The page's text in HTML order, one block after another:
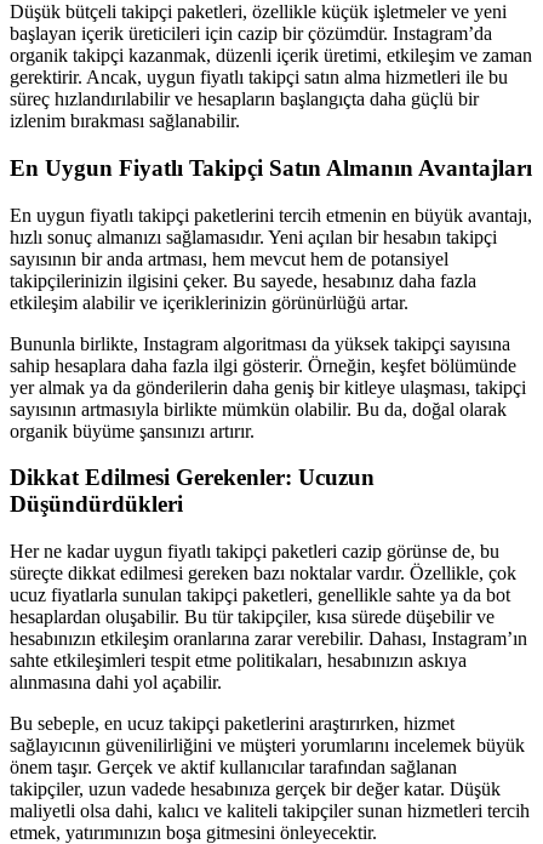
Düşük bütçeli takipçi paketleri, özellikle küçük işletmeler ve yeni
başlayan içerik üreticileri için cazip bir çözümdür. Instagram’da
organik takipçi kazanmak, düzenli içerik üretimi, etkileşim ve zaman
gerektirir. Ancak, uygun fiyatlı takipçi satın alma hizmetleri ile bu
süreç hızlandırılabilir ve hesapların başlangıçta daha güçlü bir
izlenim bırakması sağlanabilir.
En Uygun Fiyatlı Takipçi Satın Almanın Avantajları
En uygun fiyatlı takipçi paketlerini tercih etmenin en büyük avantajı,
hızlı sonuç almanızı sağlamasıdır. Yeni açılan bir hesabın takipçi
sayısının bir anda artması, hem mevcut hem de potansiyel
takipçilerinizin ilgisini çeker. Bu sayede, hesabınız daha fazla
etkileşim alabilir ve içeriklerinizin görünürlüğü artar.
Bununla birlikte, Instagram algoritması da yüksek takipçi sayısına
sahip hesaplara daha fazla ilgi gösterir. Örneğin, keşfet bölümünde
yer almak ya da gönderilerin daha geniş bir kitleye ulaşması, takipçi
sayısının artmasıyla birlikte mümkün olabilir. Bu da, doğal olarak
organik büyüme şansınızı artırır.
Dikkat Edilmesi Gerekenler: Ucuzun
Düşündürdükleri
Her ne kadar uygun fiyatlı takipçi paketleri cazip görünse de, bu
süreçte dikkat edilmesi gereken bazı noktalar vardır. Özellikle, çok
ucuz fiyatlarla sunulan takipçi paketleri, genellikle sahte ya da bot
hesaplardan oluşabilir. Bu tür takipçiler, kısa sürede düşebilir ve
hesabınızın etkileşim oranlarına zarar verebilir. Dahası, Instagram’ın
sahte etkileşimleri tespit etme politikaları, hesabınızın askıya
alınmasına dahi yol açabilir.
Bu sebeple, en ucuz takipçi paketlerini araştırırken, hizmet
sağlayıcının güvenilirliğini ve müşteri yorumlarını incelemek büyük
önem taşır. Gerçek ve aktif kullanıcılar tarafından sağlanan
takipçiler, uzun vadede hesabınıza gerçek bir değer katar. Düşük
maliyetli olsa dahi, kalıcı ve kaliteli takipçiler sunan hizmetleri tercih
etmek, yatırımınızın boşa gitmesini önleyecektir.